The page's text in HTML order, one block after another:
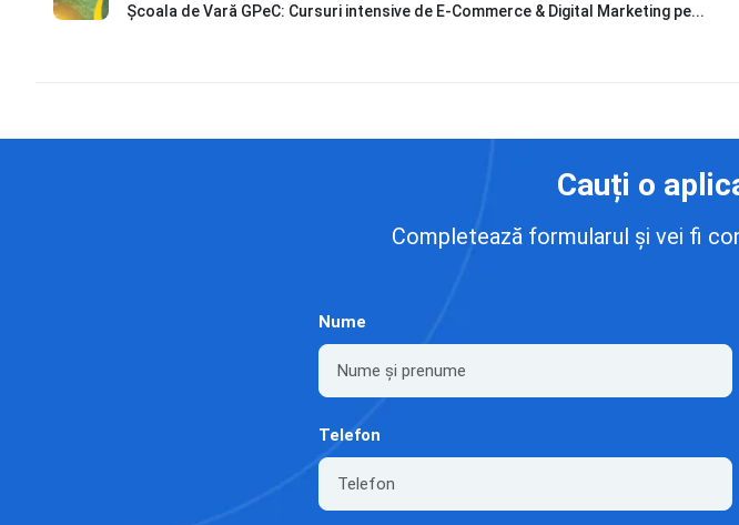
Școala de Vară GPeC: Cursuri intensive de E-Commerce & Digital Marketing pe...
Cauți o
Completează formularul și vei fi
Nume
Telefon